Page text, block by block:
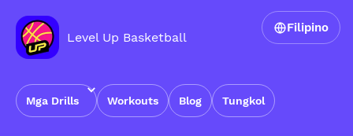
Level Up Basketball
Mga Drills Workouts Blog Tungkol
Filipino